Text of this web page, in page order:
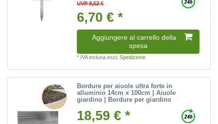
UVP 8,52 €
6,70 € *
Aggiungere al carrello della
spesa
* IVA inclusa escl.Spedizione
Bordure per aiuole ultra forte in
alluminio 14cm x 100cm | Aiuole
giardino | Bordure per giardino
18,59 € *